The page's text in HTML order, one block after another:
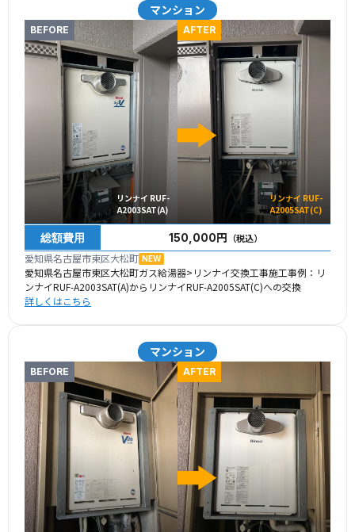
マンション
BEFORE
リンナイ RUF-
A2003SAT(A)
AFTER
リンナイ RUF-
A2005SAT(C)
総額費用 150,000円 （税込）
愛知県名古屋市東区大松町 NEW
愛知県名古屋市東区大松町ガス給湯器>リンナイ交換工事施工事例：リ
ンナイRUF-A2003SAT(A)からリンナイRUF-A2005SAT(C)への交換
詳しくはこちら
マンション
BEFORE AFTER